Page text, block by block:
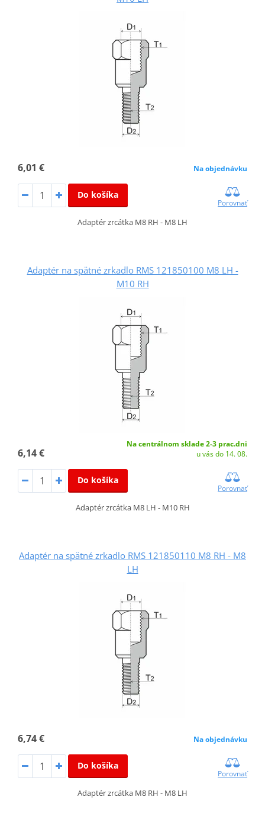
6,01 € Na objednávku
Do košíka
Porovnať
Adaptér zrcátka M8 RH - M8 LH
Adaptér na spätné zrkadlo RMS 121850100 M8 LH -
M10 RH
6,14 €
Na centrálnom sklade 2-3 prac.dni
u vás do 14. 08.
Do košíka
Porovnať
Adaptér zrcátka M8 LH - M10 RH
Adaptér na spätné zrkadlo RMS 121850110 M8 RH - M8
LH
6,74 € Na objednávku
Do košíka
Porovnať
Adaptér zrcátka M8 RH - M8 LH